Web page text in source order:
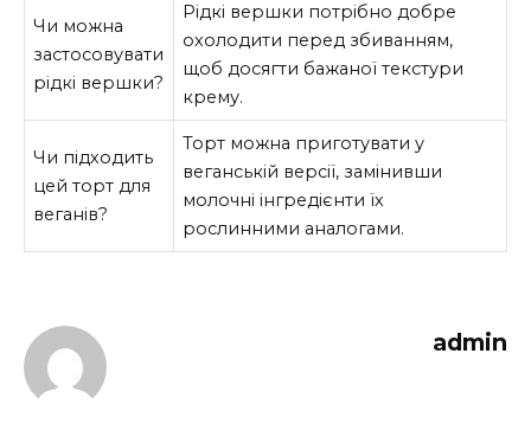
Чи можна
застосовувати
рідкі вершки?
Рідкі вершки потрібно добре
охолодити перед збиванням,
щоб досягти бажаної текстури
крему.
Чи підходить
цей торт для
веганів?
Торт можна приготувати у
веганській версії, замінивши
молочні інгредієнти їх
рослинними аналогами.
admin